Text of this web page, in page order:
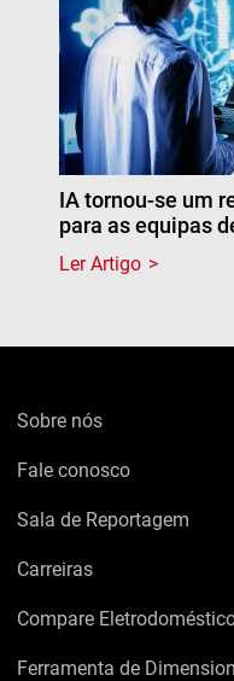
IA tornou-se um
para as equipas
Ler Artigo
Sobre nós
Fale conosco
Sala de Reportagem
Carreiras
Compare
Ferramenta de